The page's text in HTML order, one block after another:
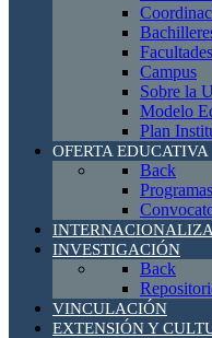
Facultades
Campus
Sobre la
Modelo
Plan
OFERTA EDUCATIVA
Back
INVESTIGACIÓN
Back
VINCULACIÓN
EXTENSIÓN Y